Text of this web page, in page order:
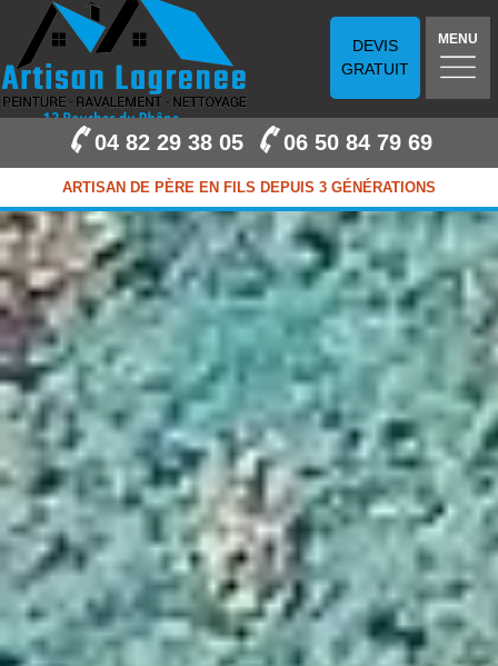
DEVIS
GRATUIT
MENU
04 82 29 38 05 06 50 84 79 69
ARTISAN DE PÈRE EN FILS DEPUIS 3 GÉNÉRATIONS